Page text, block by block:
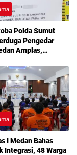
Polda Sumut
Pengedar
Amplas,
I Medan Bahas
Integrasi, 48 Warga